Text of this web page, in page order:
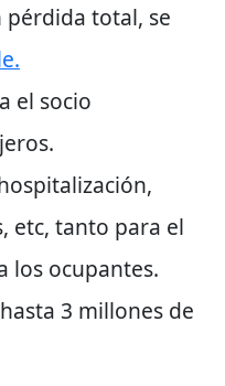
pérdida total, se
el socio
etc, tanto para el
los ocupantes.
3 millones de